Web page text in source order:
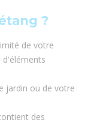
?
de votre
d'éléments
jardin ou de votre
des